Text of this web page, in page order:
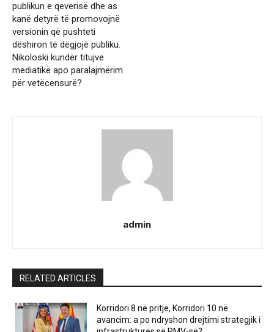
publikun e qeverisë dhe as
kanë detyrë të promovojnë
versionin që pushteti
dëshiron të dëgjojë publiku.
Nikoloski kundër titujve
mediatikë apo paralajmërim
për vetëcensurë?
admin
RELATED ARTICLES
Korridori 8 në pritje, Korridori 10 në
avancim: a po ndryshon drejtimi strategjik i